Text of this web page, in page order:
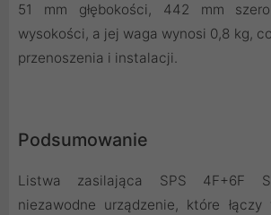
51 mm głębokości, 442 mm
wysokości, a jej waga wynosi 0,8 kg,
przenoszenia i instalacji.
Podsumowanie
Listwa zasilająca SPS 4F+6F
niezawodne urządzenie, które